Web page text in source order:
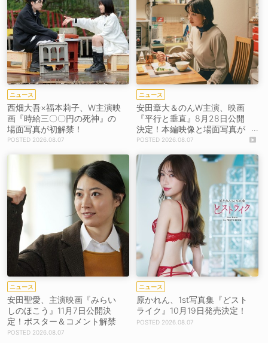
ニュース
西畑大吾×福本莉子、W主演映
画『時給三〇〇円の死神』の
場面写真が初解禁！
2026.08.07
ニュース
安田章大＆のんW主演、映画
『平行と垂直』8月28日公開
決定！本編映像と場面写真が
初解禁！2026.08.07
ニュース
安田聖愛、主演映画『みらい
しのほこう』11月7日公開決
定！ポスター＆コメント解禁
2026.08.07
ニュース
原かれん、1st写真集『どスト
ライク』10月19日発売決定！
2026.08.07